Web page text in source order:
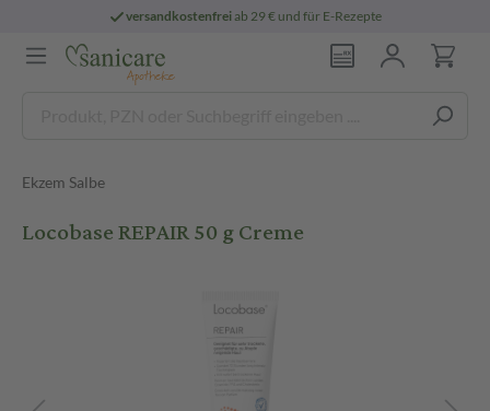
versandkostenfreiab 29 € und für E-Rezepte
Ekzem Salbe
Locobase REPAIR 50 g Creme